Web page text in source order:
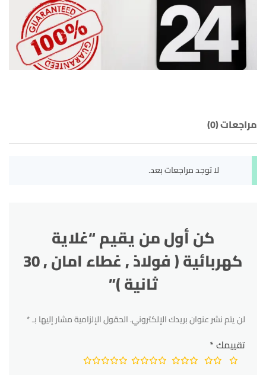
مراجعات (0)
لا توجد مراجعات بعد.
كن أول من يقيم “غلاية
كهربائية ( فولاذ , غطاء امان , 30
ثانية )”
لن يتم نشر عنوان بريدك الإلكتروني.الحقول الإلزامية مشار إليها بـ*
تقييمك*